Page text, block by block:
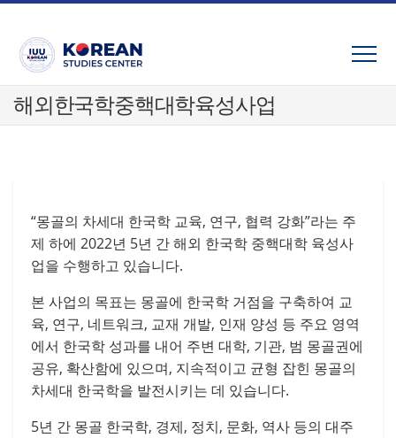
Skip
content
해외한국학중핵대학육성사업
“몽골의 차세대 한국학 교육, 연구, 협력 강화”라는 주
제 하에 2022년 5년 간 해외 한국학 중핵대학 육성사
업을 수행하고 있습니다.
본 사업의 목표는 몽골에 한국학 거점을 구축하여 교
육, 연구, 네트워크, 교재 개발, 인재 양성 등 주요 영역
에서 한국학 성과를 내어 주변 대학, 기관, 범 몽골권에
공유, 확산함에 있으며, 지속적이고 균형 잡힌 몽골의
차세대 한국학을 발전시키는 데 있습니다.
5년 간 몽골 한국학, 경제, 정치, 문화, 역사 등의 대주